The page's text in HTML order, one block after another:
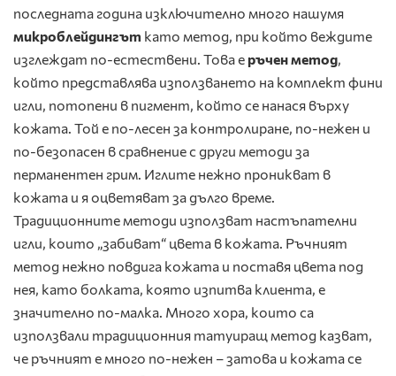
последната година изключително много нашумя
микроблейдингът като метод, при който веждите
изглеждат по-естествени. Това е ръчен метод,
който представлява използването на комплект фини
игли, потопени в пигмент, който се нанася върху
кожата. Той е по-лесен за контролиране, по-нежен и
по-безопасен в сравнение с други методи за
перманентен грим. Иглите нежно проникват в
кожата и я оцветяват за дълго време.
Традиционните методи използват настъпателни
игли, които „забиват“ цвета в кожата. Ръчният
метод нежно повдига кожата и поставя цвета под
нея, като болката, която изпитва клиента, е
значително по-малка. Много хора, които са
използвали традиционния татуиращ метод казват,
че ръчният е много по-нежен – затова и кожата се